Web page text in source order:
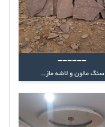
------
سنگ مالون و لاشه ماز...